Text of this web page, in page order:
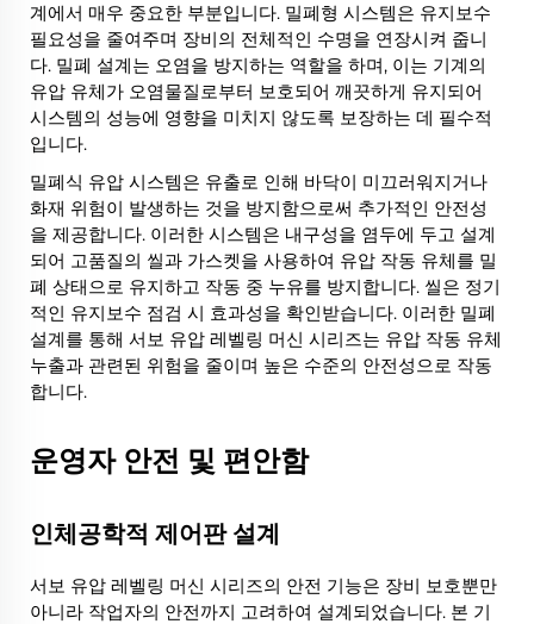
계에서 매우 중요한 부분입니다. 밀폐형 시스템은 유지보수
필요성을 줄여주며 장비의 전체적인 수명을 연장시켜 줍니
다. 밀폐 설계는 오염을 방지하는 역할을 하며, 이는 기계의
유압 유체가 오염물질로부터 보호되어 깨끗하게 유지되어
시스템의 성능에 영향을 미치지 않도록 보장하는 데 필수적
입니다.
밀폐식 유압 시스템은 유출로 인해 바닥이 미끄러워지거나
화재 위험이 발생하는 것을 방지함으로써 추가적인 안전성
을 제공합니다. 이러한 시스템은 내구성을 염두에 두고 설계
되어 고품질의 씰과 가스켓을 사용하여 유압 작동 유체를 밀
폐 상태으로 유지하고 작동 중 누유를 방지합니다. 씰은 정기
적인 유지보수 점검 시 효과성을 확인받습니다. 이러한 밀폐
설계를 통해 서보 유압 레벨링 머신 시리즈는 유압 작동 유체
누출과 관련된 위험을 줄이며 높은 수준의 안전성으로 작동
합니다.
운영자 안전 및 편안함
인체공학적 제어판 설계
서보 유압 레벨링 머신 시리즈의 안전 기능은 장비 보호뿐만
아니라 작업자의 안전까지 고려하여 설계되었습니다. 본 기